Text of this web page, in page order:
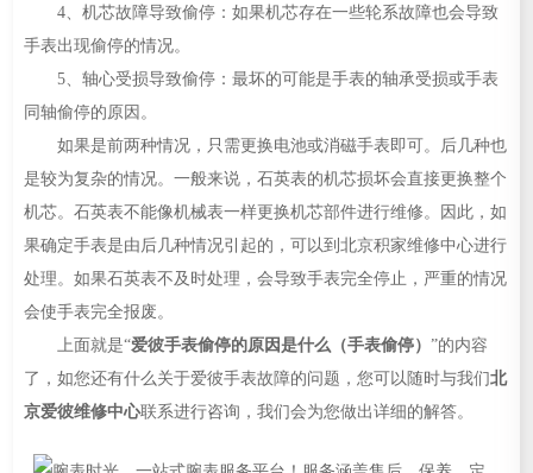
4、机芯故障导致偷停：如果机芯存在一些轮系故障也会导致
手表出现偷停的情况。
5、轴心受损导致偷停：最坏的可能是手表的轴承受损或手表
同轴偷停的原因。
如果是前两种情况，只需更换电池或消磁手表即可。后几种也
是较为复杂的情况。一般来说，石英表的机芯损坏会直接更换整个
机芯。石英表不能像机械表一样更换机芯部件进行维修。因此，如
果确定手表是由后几种情况引起的，可以到北京积家维修中心进行
处理。如果石英表不及时处理，会导致手表完全停止，严重的情况
会使手表完全报废。
上面就是“爱彼手表偷停的原因是什么（手表偷停） ”的内容
了，如您还有什么关于爱彼手表故障的问题，您可以随时与我们北
京爱彼维修中心联系进行咨询，我们会为您做出详细的解答。